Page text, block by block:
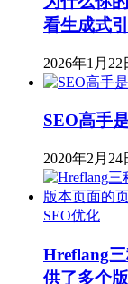
看生成式
2026年1月22
SEO高手
2020年2月24
SEO优化
Hreflang
供了多个